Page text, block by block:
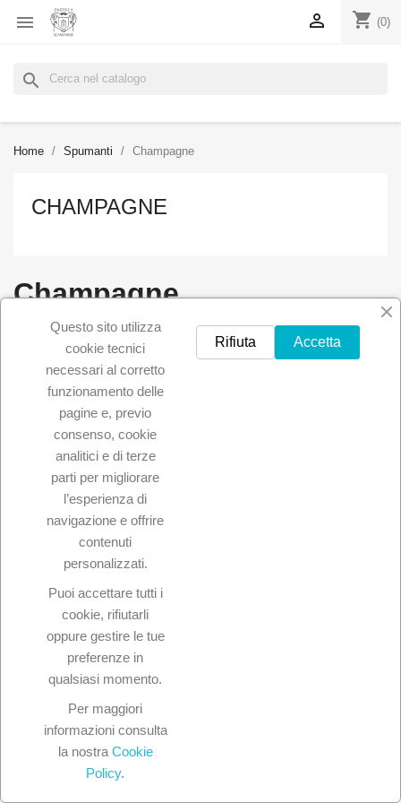
 shopping_cart (0)

search
Home Spumanti Champagne
CHAMPAGNE
Champagne
Non ci sono ancora prodotti disponibili
appena saranno stati aggiunti.
search
Prodotti
La nostra azienda
Il tuo account
Informazioni negozio
Questo sito utilizza
cookie tecnici
necessari al corretto
funzionamento delle
pagine e, previo
consenso, cookie
analitici e di terze
parti per migliorare
l’esperienza di
navigazione e offrire
contenuti
personalizzati.
Puoi accettare tutti i
cookie, rifiutarli
oppure gestire le tue
preferenze in
qualsiasi momento.
Per maggiori
informazioni consulta
la nostra Cookie
Policy.
Accetta
Rifiuta